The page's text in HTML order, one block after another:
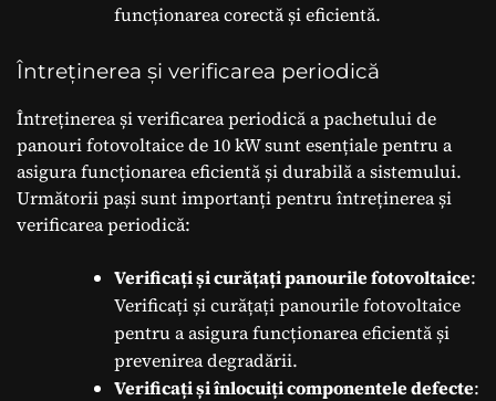
funcționarea corectă și eficientă.
Întreținerea și verificarea periodică
Întreținerea și verificarea periodică a pachetului de
panouri fotovoltaice de 10 kW sunt esențiale pentru a
asigura funcționarea eficientă și durabilă a sistemului.
Următorii pași sunt importanți pentru întreținerea și
verificarea periodică:
Verificați și curățați panourile fotovoltaice:
Verificați și curățați panourile fotovoltaice
pentru a asigura funcționarea eficientă și
prevenirea degradării.
Verificați și înlocuiți componentele defecte: